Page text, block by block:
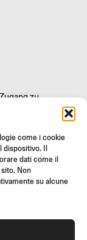
come i cookie
dispositivo. Il
dati come il
Non
su alcune
zu
Registrieren
| PI